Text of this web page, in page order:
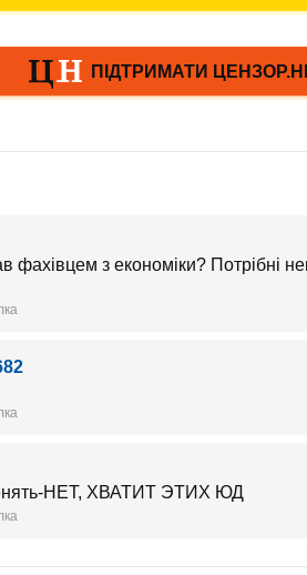
з економіки? Потрібні
НЕТ, ХВАТИТ ЭТИХ ЮД